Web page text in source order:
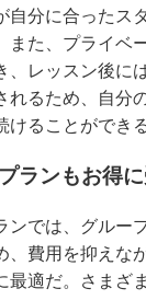
自分に合ったス
また、プライベ
、レッスン後に
れるため、自分
ることができる
ランもお得
ンでは、グルー
、費用を抑えな
最適だ。さまざ